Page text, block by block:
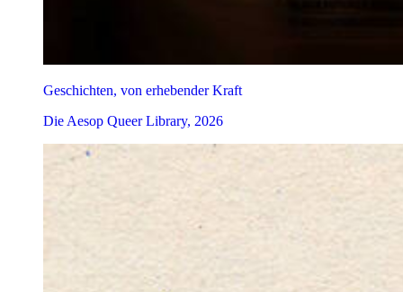
Geschichten, von erhebender Kraft
Die Aesop Queer Library, 2026